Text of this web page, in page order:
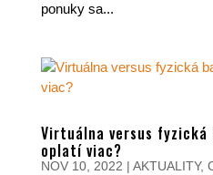
ponuky sa...
Virtuálna versus
oplatí viac?
NOV 10, 2022 | AKTUALITY,